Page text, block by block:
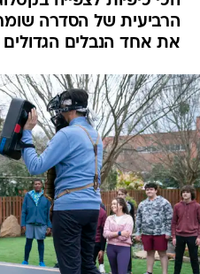
הרביעית של הסדרה
את אחד הנבלים הגדולים